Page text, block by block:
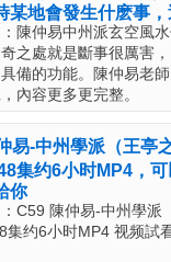
某地會發生什麽事
陳仲易中州派玄空風
之處就是斷事很厲害
備的功能。陳仲易老
內容更多更完整。
易-中州學派（王亭
集约6小时MP4，
你
C59 陳仲易-中州學派
集约6小时MP4 视频試